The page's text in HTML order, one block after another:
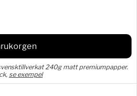
240g matt premiumpapper.
se exempel